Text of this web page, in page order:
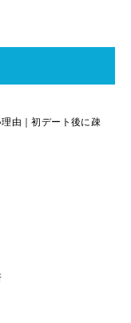
由｜初デート後に疎